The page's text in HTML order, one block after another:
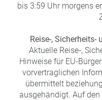
bis 3:59 Uhr morgens
Reise-, Sicherheits-
Aktuelle Reise-,
Hinweise für EU-
vorvertraglichen
übermittelt
ausgehändigt. Auf